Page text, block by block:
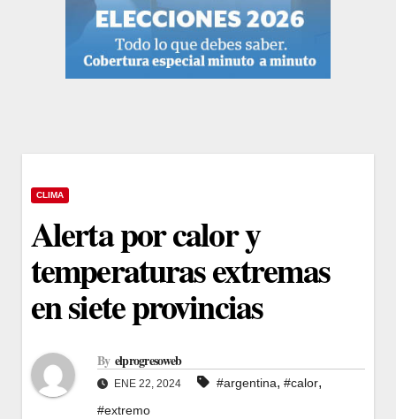
CLIMA
Alerta por calor y
temperaturas extremas
en siete provincias
By elprogresoweb
ENE 22, 2024 #argentina, #calor,
#extremo